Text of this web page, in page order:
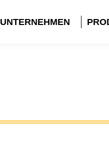
UNTERNEHMEN